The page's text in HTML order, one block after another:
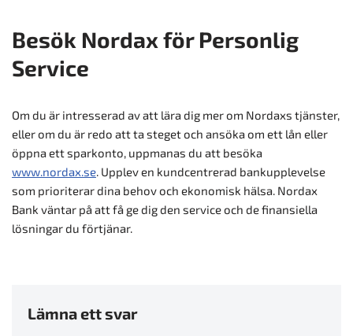
Besök Nordax för Personlig
Service
Om du är intresserad av att lära dig mer om Nordaxs tjänster,
eller om du är redo att ta steget och ansöka om ett lån eller
öppna ett sparkonto, uppmanas du att besöka
www.nordax.se. Upplev en kundcentrerad bankupplevelse
som prioriterar dina behov och ekonomisk hälsa. Nordax
Bank väntar på att få ge dig den service och de finansiella
lösningar du förtjänar.
Lämna ett svar